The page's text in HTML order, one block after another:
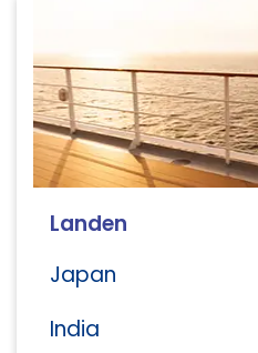
Landen
Japan
India